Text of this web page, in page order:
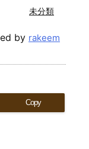
未分類
by rakeem
Copy